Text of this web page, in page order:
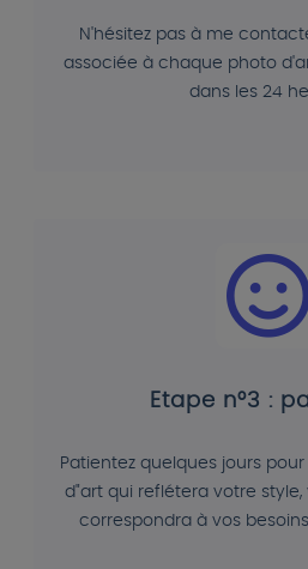
N'hésitez pas à me
associée à chaque photo
dans les 24
Etape n°3 :
Patientez quelques jours
d"art qui reflétera votre style,
correspondra à vos